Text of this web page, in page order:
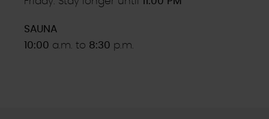
SAUNA
10:00 a.m. to 8:30 p.m.